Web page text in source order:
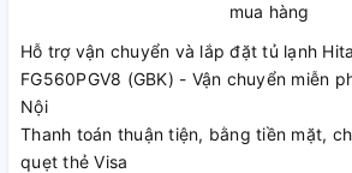
mua hàng
Hỗ trợ vận chuyển và lắp đặt tủ lạnh
FG560PGV8 (GBK) - Vận chuyển miễn
Nội
Thanh toán thuận tiện, bằng tiền mặt,
quẹt thẻ Visa